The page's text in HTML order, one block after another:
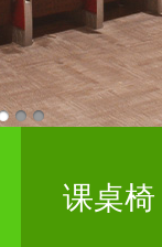
课桌椅